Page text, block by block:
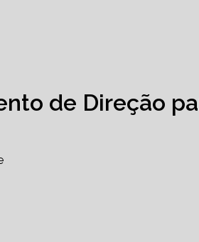
de Direção